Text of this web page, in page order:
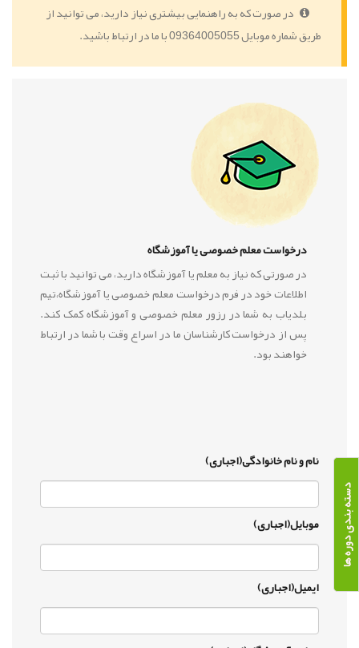
دسته بندی دوره ها
در صورت که به راهنمایی بیشتری نیاز دارید، می توانید از
طریق شماره موبایل 09364005055 با ما در ارتباط باشید.
درخواست معلم خصوصی یا آموزشگاه
در صورتی که نیاز به معلم یا آموزشگاه دارید، می توانید با ثبت
اطلاعات خود در فرم درخواست معلم خصوصی یا آموزشگاه،تیم
بلدیاب به شما در رزور معلم خصوصی و آموزشگاه کمک کند.
پس از درخواست کارشناسان ما در اسراع وقت با شما در ارتباط
خواهند بود.
نام و نام خانوادگی(اجباری)
موبایل(اجباری)
ایمیل(اجباری)